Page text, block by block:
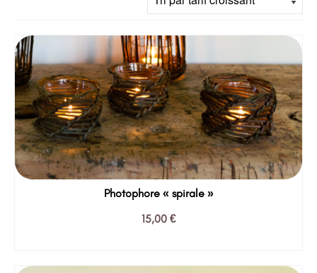
Photophore « spirale »
15,00 €